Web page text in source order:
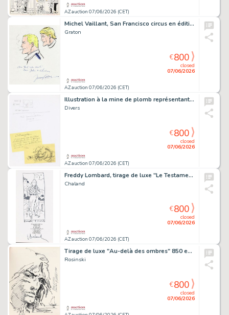
AZ auction 07/06/2026 (CET)
Michel Vaillant, San Francisco circus en édition…
Graton
AZ auction 07/06/2026 (CET)
closed
07/06/2026
€800
Illustration à la mine de plomb représentant un…
Divers
AZ auction 07/06/2026 (CET)
closed
07/06/2026
€800
Freddy Lombard, tirage de luxe "Le Testament de…
Chaland
AZ auction 07/06/2026 (CET)
closed
07/06/2026
€800
Tirage de luxe "Au-delà des ombres" 850 ex.,…
Rosinski
closed
07/06/2026
€800